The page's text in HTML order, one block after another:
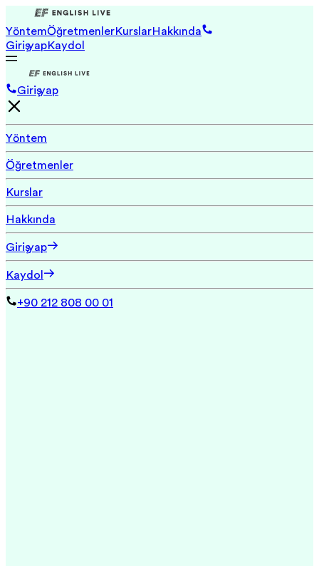
YöntemÖğretmenlerKurslarHakkında
Giriş yapKaydol
Giriş yap
Yöntem
Öğretmenler
Kurslar
Hakkında
Giriş yap
Kaydol
+90 212 808 00 01